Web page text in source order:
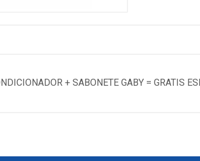
+ SABONETE GABY = GRATIS